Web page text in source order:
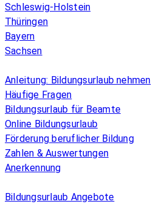
Schleswig-Holstein
Thüringen
Bayern
Sachsen
Anleitung: Bildungsurlaub nehmen
Häufige Fragen
Bildungsurlaub für Beamte
Online Bildungsurlaub
Förderung beruflicher Bildung
Zahlen & Auswertungen
Anerkennung
Bildungsurlaub Angebote